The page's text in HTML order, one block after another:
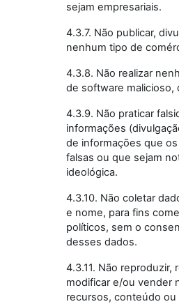
sejam empresariais.
4.3.7. Não publicar,
nenhum tipo de
4.3.8. Não realizar
de software malicioso,
4.3.9. Não praticar
informações
de informações que
falsas ou que sejam
ideológica.
4.3.10. Não coletar
e nome, para fins
políticos, sem o
desses dados.
4.3.11. Não reproduzir,
modificar e/ou vender
recursos, conteúdo